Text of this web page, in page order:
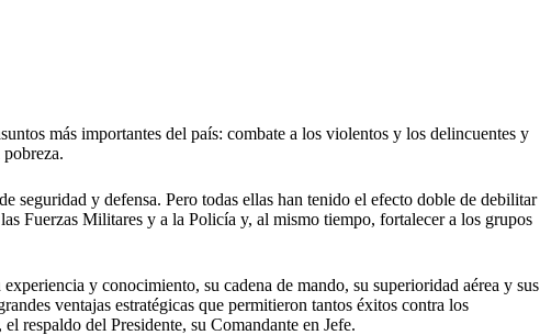
más importantes del país: combate a los violentos y los delincuentes y
seguridad y defensa. Pero todas ellas han tenido el efecto doble de debilitar
Fuerzas Militares y a la Policía y, al mismo tiempo, fortalecer a los grupos
y conocimiento, su cadena de mando, su superioridad aérea y sus
ventajas estratégicas que permitieron tantos éxitos contra los
respaldo del Presidente, su Comandante en Jefe.